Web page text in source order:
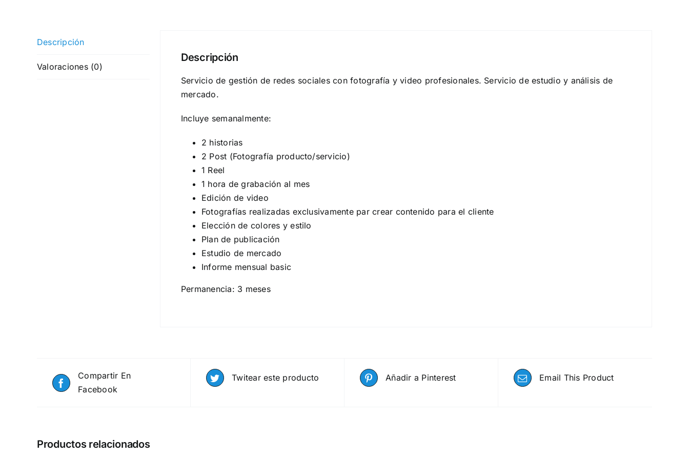
Descripción
Valoraciones (0)
Descripción
Servicio de gestión de redes sociales con fotografía y video profesionales. Servicio de estudio y análisis de
mercado.
Incluye semanalmente:
2 historias
2 Post (Fotografía producto/servicio)
1 Reel
1 hora de grabación al mes
Edición de video
Fotografías realizadas exclusivamente par crear contenido para el cliente
Elección de colores y estilo
Plan de publicación
Estudio de mercado
Informe mensual basic
Permanencia: 3 meses
Compartir En
Facebook
Twitear este producto Añadir a Pinterest Email This Product
Productos relacionados